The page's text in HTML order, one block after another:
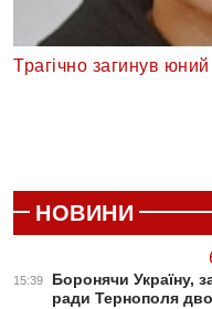
Трагічно загинув
НОВИНИ
15:39
Боронячи Україну,
ради Тернополя